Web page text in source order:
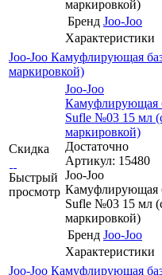
маркировкой)
Бренд Joo-Joo
Характеристики
Joo-Joo Камуфлирующая
маркировкой)
Скидка
Быстрый
просмотр
Joo-Joo
Камуфлирующая
Sufle №03 15 мл
маркировкой)
Достаточно
Артикул: 15480
Joo-Joo
Камуфлирующая
Sufle №03 15 мл
маркировкой)
Бренд Joo-Joo
Характеристики
Joo-Joo Камуфлирующая